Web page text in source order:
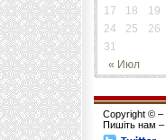
« Июл
17
18 19
24
25 26
31
Copyright © –
Пишіть нам –